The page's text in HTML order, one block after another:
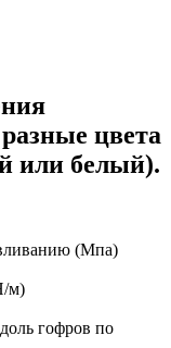
цвета
или белый).
(Мпа)
м)
гофров по